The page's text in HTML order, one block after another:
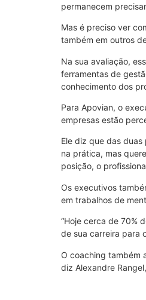
permanecem
Mas é preciso ver
também em outros
Na sua avaliação,
ferramentas de
conhecimento dos
Para Apovian, o
empresas estão
Ele diz que das
na prática, mas
posição, o
Os executivos
em trabalhos de
“Hoje cerca de 70%
de sua carreira para
O coaching também
diz Alexandre